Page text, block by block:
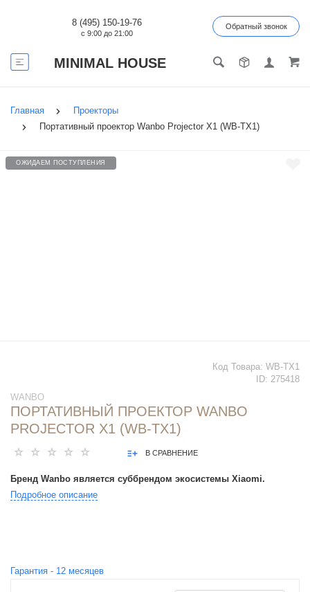
MINIMAL HOUSE
8 (495) 150-19-76
с 9:00 до 21:00
Обратный звонок
Главная
Проекторы
Портативный проектор Wanbo Projector X1 (WB-TX1)
ОЖИДАЕМ ПОСТУПЛЕНИЯ
Код Товара: WB-TX1
ID: 275418
WANBO
ПОРТАТИВНЫЙ ПРОЕКТОР WANBO
PROJECTOR X1 (WB-TX1)
В СРАВНЕНИЕ
Бренд Wanbo является суббрендом экосистемы Xiaomi.
Подробное описание
Гарантия - 12 месяцев